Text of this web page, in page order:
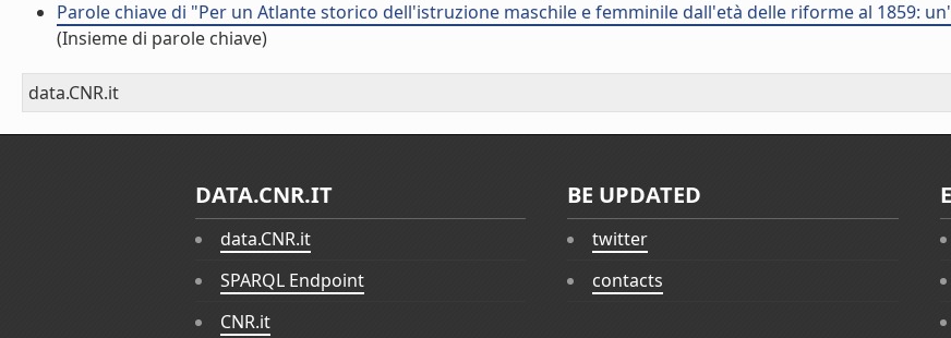
Parole chiave di "Per un Atlante storico dell'istruzione maschile e femminile dall'età delle riforme al 1859:
(Insieme di parole chiave)
data.CNR.it
DATA.CNR.IT
data.CNR.it
SPARQL Endpoint
CNR.it
BE UPDATED
twitter
contacts